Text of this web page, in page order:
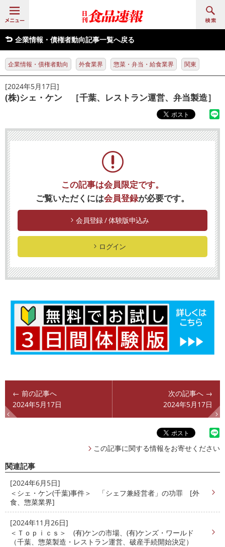
企業情報・債権者動向記事一覧へ戻る
企業情報・債権者動向 外食業界 惣菜・弁当・給食業界 関東
[2024年5月17日]
(株)シェ・ケン ［千葉、レストラン運営、弁当製造］
この記事は会員限定です。
ご覧いただくには会員登録が必要です。
会員登録 / 体験版申込み
ログイン
← 前の記事へ
2024年5月17日
次の記事へ →
2024年5月17日
この記事に関する情報をお寄せください
関連記事
[2024年6月5日]
＜シェ・ケン(千葉)事件＞ 「シェフ兼経営者」の功罪 [外
食、惣菜業界]
[2024年11月26日]
＜Ｔｏｐｉｃｓ＞ (有)ケンの市場、(有)ケンズ・ワールド
（千葉、惣菜製造・レストラン運営、破産手続開始決定）